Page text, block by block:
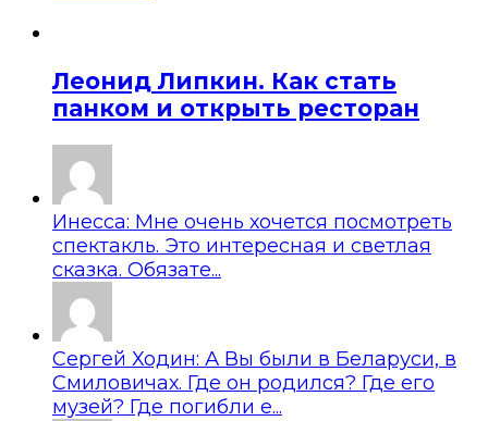
Леонид Липкин. Как стать
панком и открыть ресторан
Инесса: Мне очень хочется посмотреть
спектакль. Это интересная и светлая
сказка. Обязате...
Сергей Ходин: А Вы были в Беларуси, в
Смиловичах. Где он родился? Где его
музей? Где погибли е...